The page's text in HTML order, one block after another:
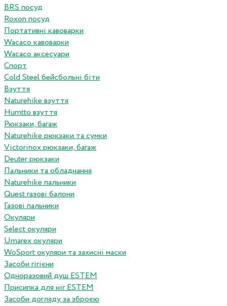
BRS посуд
Roxon посуд
Портативні кавоварки
Wacaco кавоварки
Wacaco аксесуари
Спорт
Cold Steel бейсбольні біти
Взуття
Naturehike взуття
Humtto взуття
Рюкзаки, багаж
Naturehike рюкзаки та сумки
Victorinox рюкзаки, багаж
Deuter рюкзаки
Пальники та обладнання
Naturehike пальники
Quest газові балони
Газові пальники
Окуляри
Select окуляри
Umarex окуляри
WoSport окуляри та захисні маски
Засоби гігієни
Одноразовий душ ESTEM
Присипка для ніг ESTEM
Засоби догляду за зброєю